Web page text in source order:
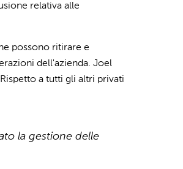
relativa alle
possono ritirare e
dell'azienda. Joel
a tutti gli altri privati
la gestione delle